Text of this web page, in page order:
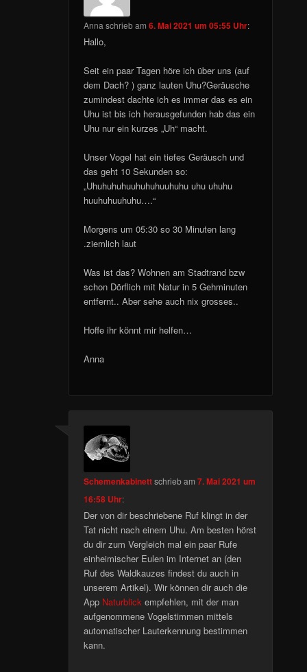
Anna schriebam6. Mai 2021 um 05:55 Uhr:
Hallo,
Seit ein paar Tagen höre ich über uns (auf
dem Dach? ) ganz lauten Uhu?Geräusche
zumindest dachte ich es immer das es ein
Uhu ist bis ich herausgefunden hab das ein
Uhu nur ein kurzes „Uh“ macht.
Unser Vogel hat ein tiefes Geräusch und
das geht 10 Sekunden so:
„Uhuhuhuhuuhuhuhuuhuhu uhu uhuhu
huuhuhuuhuhu….“
Morgens um 05:30 so 30 Minuten lang
.ziemlich laut
Was ist das? Wohnen am Stadtrand bzw
schon Dörflich mit Natur in 5 Gehminuten
entfernt.. Aber sehe auch nix grosses..
Hoffe ihr könnt mir helfen…
Anna
Schemenkabinettschriebam7. Mai 2021 um
16:58 Uhr:
Der von dir beschriebene Ruf klingt in der
Tat nicht nach einem Uhu. Am besten hörst
du dir zum Vergleich mal ein paar Rufe
einheimischer Eulen im Internet an (den
Ruf des Waldkauzes findest du auch in
unserem Artikel). Wir können dir auch die
App Naturblick empfehlen, mit der man
aufgenommene Vogelstimmen mittels
automatischer Lauterkennung bestimmen
kann.